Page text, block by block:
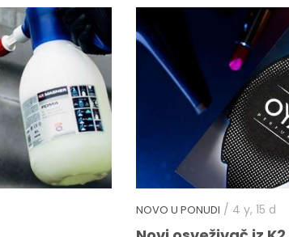
NOVO U PONUDI / 4 y, 15 d